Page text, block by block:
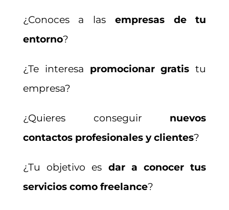
¿Conoces a las empresas de tu
entorno?
¿Te interesa promocionar gratis tu
empresa?
¿Quieres conseguir nuevos
contactos profesionales y clientes?
¿Tu objetivo es dar a conocer tus
servicios como freelance?